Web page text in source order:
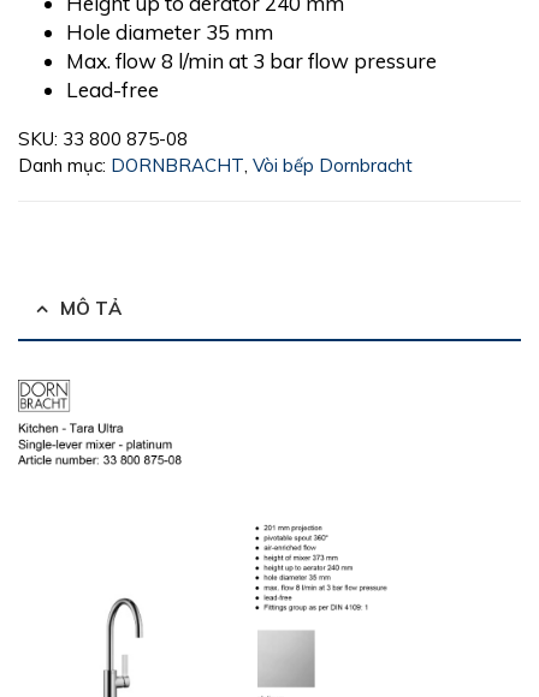
Hole diameter 35 mm
Max. flow 8 l/min at 3 bar flow pressure
Lead-free
SKU: 33 800 875-08
Danh mục: DORNBRACHT Vòi bếp Dornbracht
MÔ TẢ